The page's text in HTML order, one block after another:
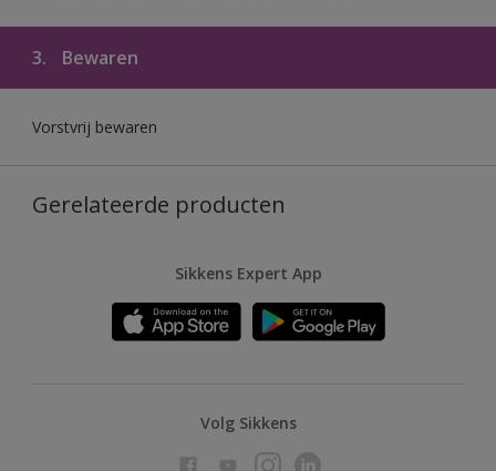
3. Bewaren
Vorstvrij bewaren
Gerelateerde producten
Sikkens Expert App
Volg Sikkens